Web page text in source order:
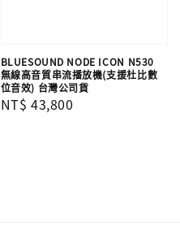
BLUESOUND NODE ICON N530
無線高音質串流播放機(支援杜比數
位音效) 台灣公司貨
Regular
NT$ 43,800